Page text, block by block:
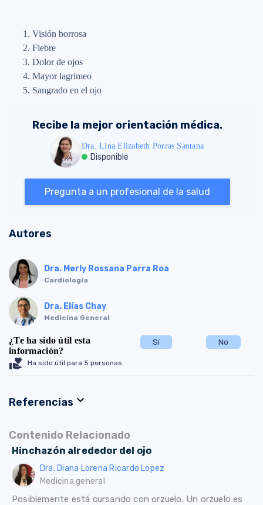
Visión borrosa
Fiebre
Dolor de ojos
Mayor lagrimeo
Sangrado en el ojo
Recibe la mejor orientación médica.
Dra. Lina Elizabeth Porras Santana
Disponible
Pregunta a un profesional de la salud
Autores
Dra. Merly Rossana Parra Roa
Cardiología
Dra. Elías Chay
Medicina General
¿Te ha sido útil esta
información?
Sí No
volunteer_activism Ha sido útil para 5 personas
Referencias expand_more
Contenido Relacionado
Hinchazón alrededor del ojo
Dra. Diana Lorena Ricardo Lopez
Medicina general
Posiblemente está cursando con orzuelo. Un orzuelo es